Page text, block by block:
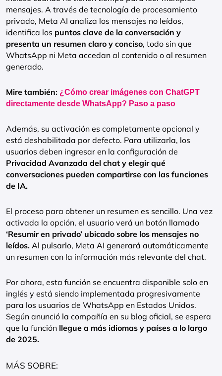
mensajes. A través de tecnología de procesamiento
privado, Meta AI analiza los mensajes no leídos,
identifica los puntos clave de la conversación y
presenta un resumen claro y conciso, todo sin que
WhatsApp ni Meta accedan al contenido o al resumen
generado.
Mire también: ¿Cómo crear imágenes con ChatGPT
directamente desde WhatsApp? Paso a paso
Además, su activación es completamente opcional y
está deshabilitada por defecto. Para utilizarla, los
usuarios deben ingresar en la configuración de
Privacidad Avanzada del chat y elegir qué
conversaciones pueden compartirse con las funciones
de IA.
El proceso para obtener un resumen es sencillo. Una vez
activada la opción, el usuario verá un botón llamado
‘Resumir en privado’ ubicado sobre los mensajes no
leídos. Al pulsarlo, Meta AI generará automáticamente
un resumen con la información más relevante del chat.
Por ahora, esta función se encuentra disponible solo en
inglés y está siendo implementada progresivamente
para los usuarios de WhatsApp en Estados Unidos.
Según anunció la compañía en su blog oficial, se espera
que la función llegue a más idiomas y países a lo largo
de 2025.
MÁS SOBRE: